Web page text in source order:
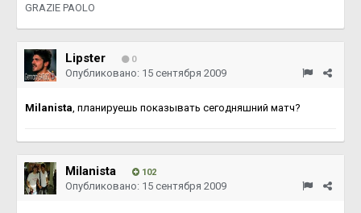
GRAZIE PAOLO
Lipster 0
Опубликовано: 15 сентября 2009
Milanista , планируешь показывать сегодняшний матч?
Milanista 102
Опубликовано: 15 сентября 2009